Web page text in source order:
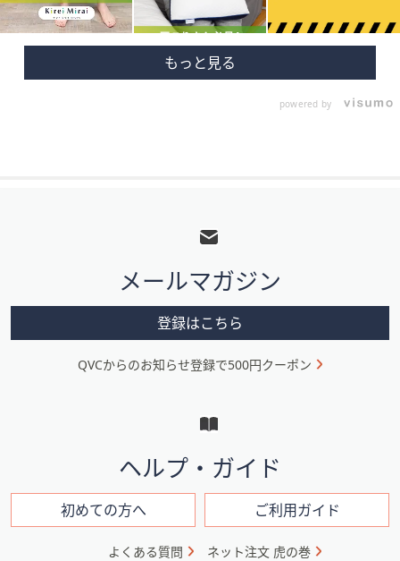
powered by
メ
ニ
ン
メールマガジン
登録はこちら
QVCからのお知らせ登録で500円クーポン
ヘルプ・ガイド
初めての方へ ご利用ガイド
よくある質問 ネット注文 虎の巻